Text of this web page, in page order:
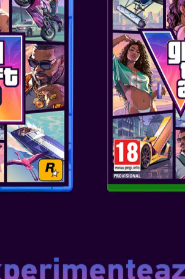
Experimentați
performanță de
în thumbstick-uri.
încorporate.
ajutorul unui cablu
și bucurați-vă de o
SKU: ACC-1387
Genul:
Editor: PowerA